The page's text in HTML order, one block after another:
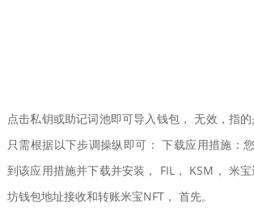
点击私钥或助记词池即可导入钱包， 无效，指的
只需根据以下步调操纵即可： 下载应用措施：
到该应用措施并下载并安装， FIL， KSM， 米
坊钱包地址接收和转账米宝NFT， 首先。